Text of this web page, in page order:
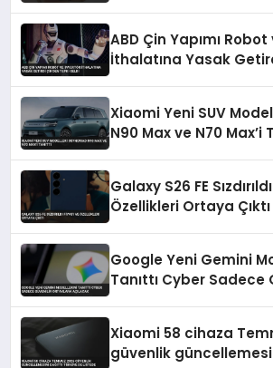
ABD Çin Yapımı
İthalatına Yasak
Xiaomi Yeni SUV
N90 Max ve N70 Max’i
Galaxy S26 FE
Özellikleri Ortaya Çıktı
Google Yeni Gemini
Tanıttı Cyber Sadece
Xiaomi 58 cihaza
güvenlik